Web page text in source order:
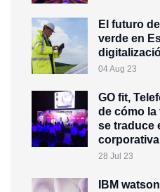
El futuro
verde en
04 Aug 23
GO fit,
de cómo la
se traduce
corporativa
28 Jul 23
IBM